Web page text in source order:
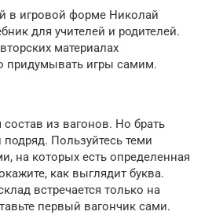
в игровой форме Николай
для учителей и родителей.
материалах
придумывать игры самим.
из вагонов. Но брать
подряд. Пользуйтесь теми
на которых есть определенная
как выглядит буква.
встречается только на
первый вагончик сами.